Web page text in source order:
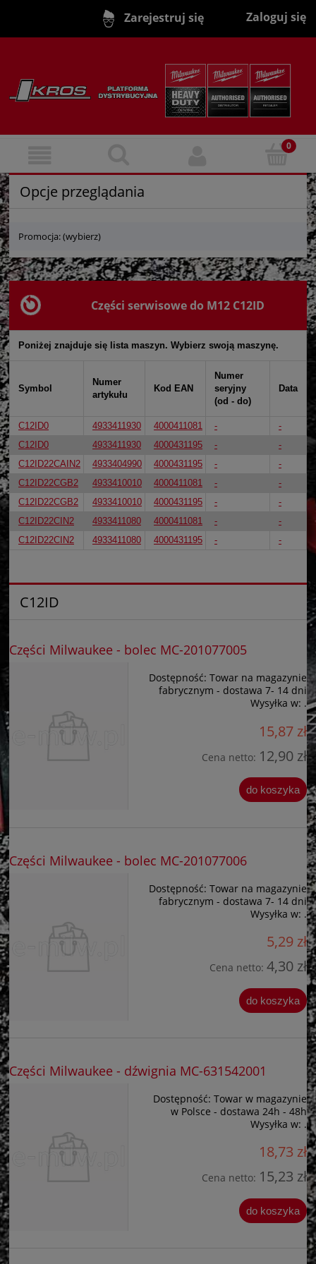
Zarejestruj się Zaloguj się
Opcje przeglądania
Promocja: (wybierz)
Części serwisowe do M12 C12ID
Poniżej znajduje się lista maszyn. Wybierz swoją maszynę.
Symbol
Numer
artykułu
Kod EAN
Numer
seryjny
(od - do)
Data
C12ID0 4933411930 4000411081 -
-
C12ID0
4933411930 4000431195 -
-
C12ID22CAIN2
4933404990 4000431195 -
-
C12ID22CGB2
4933410010 4000411081 -
-
C12ID22CGB2
4933410010 4000431195 -
-
C12ID22CIN2
4933411080 4000411081 -
-
C12ID22CIN2
4933411080 4000431195 - -
C12ID
Części Milwaukee - bolec MC-201077005
Dostępność: Towar na magazynie
fabrycznym - dostawa 7- 14 dni
Wysyłka w: .
15,87 zł
Cena netto: 12,90 zł
do koszyka
Części Milwaukee - bolec MC-201077006
Dostępność: Towar na magazynie
fabrycznym - dostawa 7- 14 dni
Wysyłka w: .
5,29 zł
Cena netto: 4,30 zł
do koszyka
Części Milwaukee - dźwignia MC-631542001
Dostępność: Towar w magazynie
w Polsce - dostawa 24h - 48h
Wysyłka w: .
18,73 zł
Cena netto: 15,23 zł
do koszyka